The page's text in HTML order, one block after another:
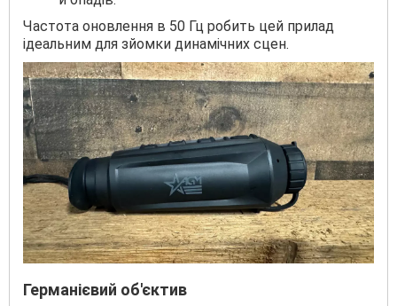
Частота оновлення в 50 Гц робить цей прилад
ідеальним для зйомки динамічних сцен.
Германієвий об'єктив